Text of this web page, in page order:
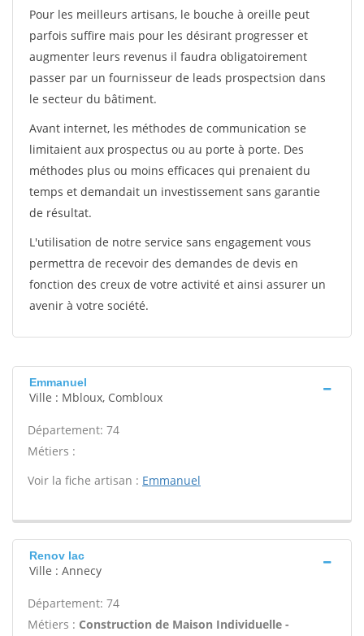
Pour les meilleurs artisans, le bouche à oreille peut
parfois suffire mais pour les désirant progresser et
augmenter leurs revenus il faudra obligatoirement
passer par un fournisseur de leads prospectsion dans
le secteur du bâtiment.
Avant internet, les méthodes de communication se
limitaient aux prospectus ou au porte à porte. Des
méthodes plus ou moins efficaces qui prenaient du
temps et demandait un investissement sans garantie
de résultat.
L'utilisation de notre service sans engagement vous
permettra de recevoir des demandes de devis en
fonction des creux de votre activité et ainsi assurer un
avenir à votre société.
Emmanuel
Ville : Mbloux, Combloux
Département: 74
Métiers :
Voir la fiche artisan : Emmanuel
Renov lac
Ville : Annecy
Département: 74
Métiers : Construction de Maison Individuelle -